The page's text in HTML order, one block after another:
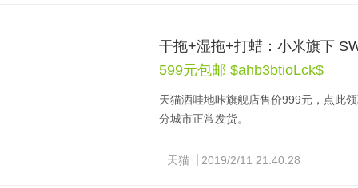
干拖+湿拖+打蜡：小米旗下
599元包邮 $ahb3btioLck$
天猫洒哇地咔旗舰店售价999元，点此
分城市正常发货。
线设计，带有600ml大水箱，干湿两用
天猫 2019/2/11 21:40:28